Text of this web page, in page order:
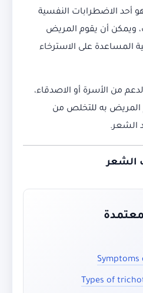
الاضطرابات النفسية
ويمكن أن يقوم المريض
المساعدة على الاسترخاء
من الأسرة أو الاصدقاء،
به للتخلص من
الشعر.
الشعر
Types of